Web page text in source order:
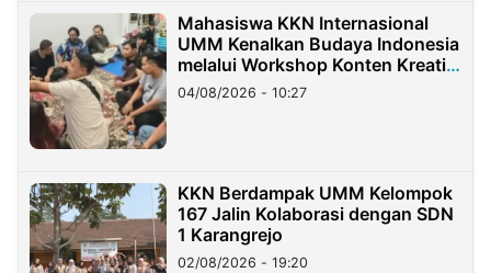
Mahasiswa KKN Internasional
UMM Kenalkan Budaya Indonesia
melalui Workshop Konten Kreatif
di Taiwan
04/08/2026 - 10:27
KKN Berdampak UMM Kelompok
167 Jalin Kolaborasi dengan SDN
1 Karangrejo
02/08/2026 - 19:20